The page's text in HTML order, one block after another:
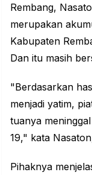
Rembang,
merupakan
Kabupaten
Dan itu masih
"Berdasarkan
menjadi yatim,
tuanya
19," kata
Pihaknya